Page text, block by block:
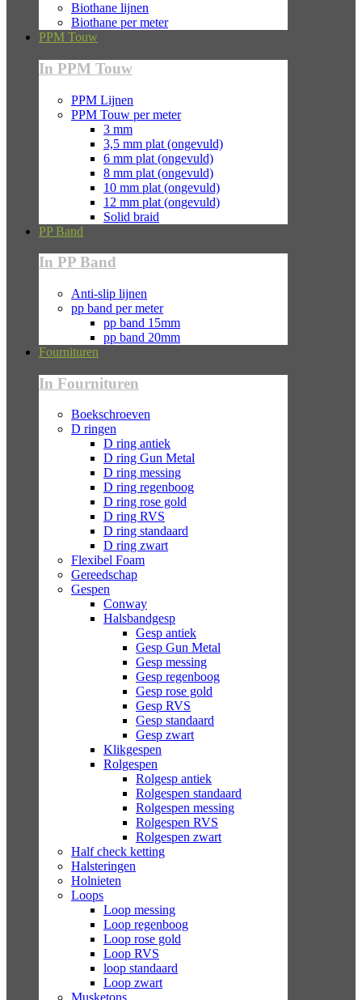
Biothane lijnen
Biothane per meter
PPM Touw
In PPM Touw
PPM Lijnen
PPM Touw per meter
3 mm
3,5 mm plat (ongevuld)
6 mm plat (ongevuld)
8 mm plat (ongevuld)
10 mm plat (ongevuld)
12 mm plat (ongevuld)
Solid braid
PP Band
In PP Band
Anti-slip lijnen
pp band per meter
pp band 15mm
pp band 20mm
Fournituren
In Fournituren
Boekschroeven
D ringen
D ring antiek
D ring Gun Metal
D ring messing
D ring regenboog
D ring rose gold
D ring RVS
D ring standaard
D ring zwart
Flexibel Foam
Gereedschap
Gespen
Conway
Halsbandgesp
Gesp antiek
Gesp Gun Metal
Gesp messing
Gesp regenboog
Gesp rose gold
Gesp RVS
Gesp standaard
Gesp zwart
Klikgespen
Rolgespen
Rolgesp antiek
Rolgespen standaard
Rolgespen messing
Rolgespen RVS
Rolgespen zwart
Half check ketting
Halsteringen
Holnieten
Loops
Loop messing
Loop regenboog
Loop rose gold
Loop RVS
loop standaard
Loop zwart